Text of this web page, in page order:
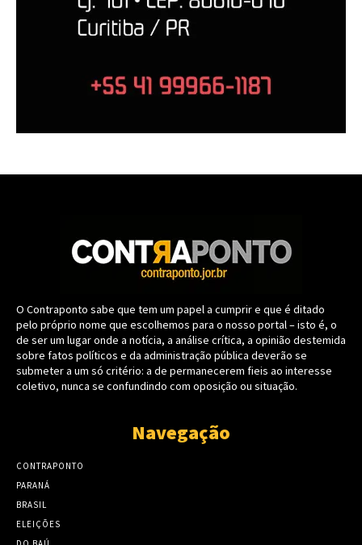
O Contraponto sabe que tem um papel a cumprir e que é ditado
pelo próprio nome que escolhemos para o nosso portal – isto é, o
de ser um lugar onde a notícia, a análise crítica, a opinião destemida
sobre fatos políticos e da administração pública deverão se
submeter a um só critério: a de permanecerem fieis ao interesse
coletivo, nunca se confundindo com oposição ou situação.
Navegação
CONTRAPONTO
PARANÁ
BRASIL
ELEIÇÕES